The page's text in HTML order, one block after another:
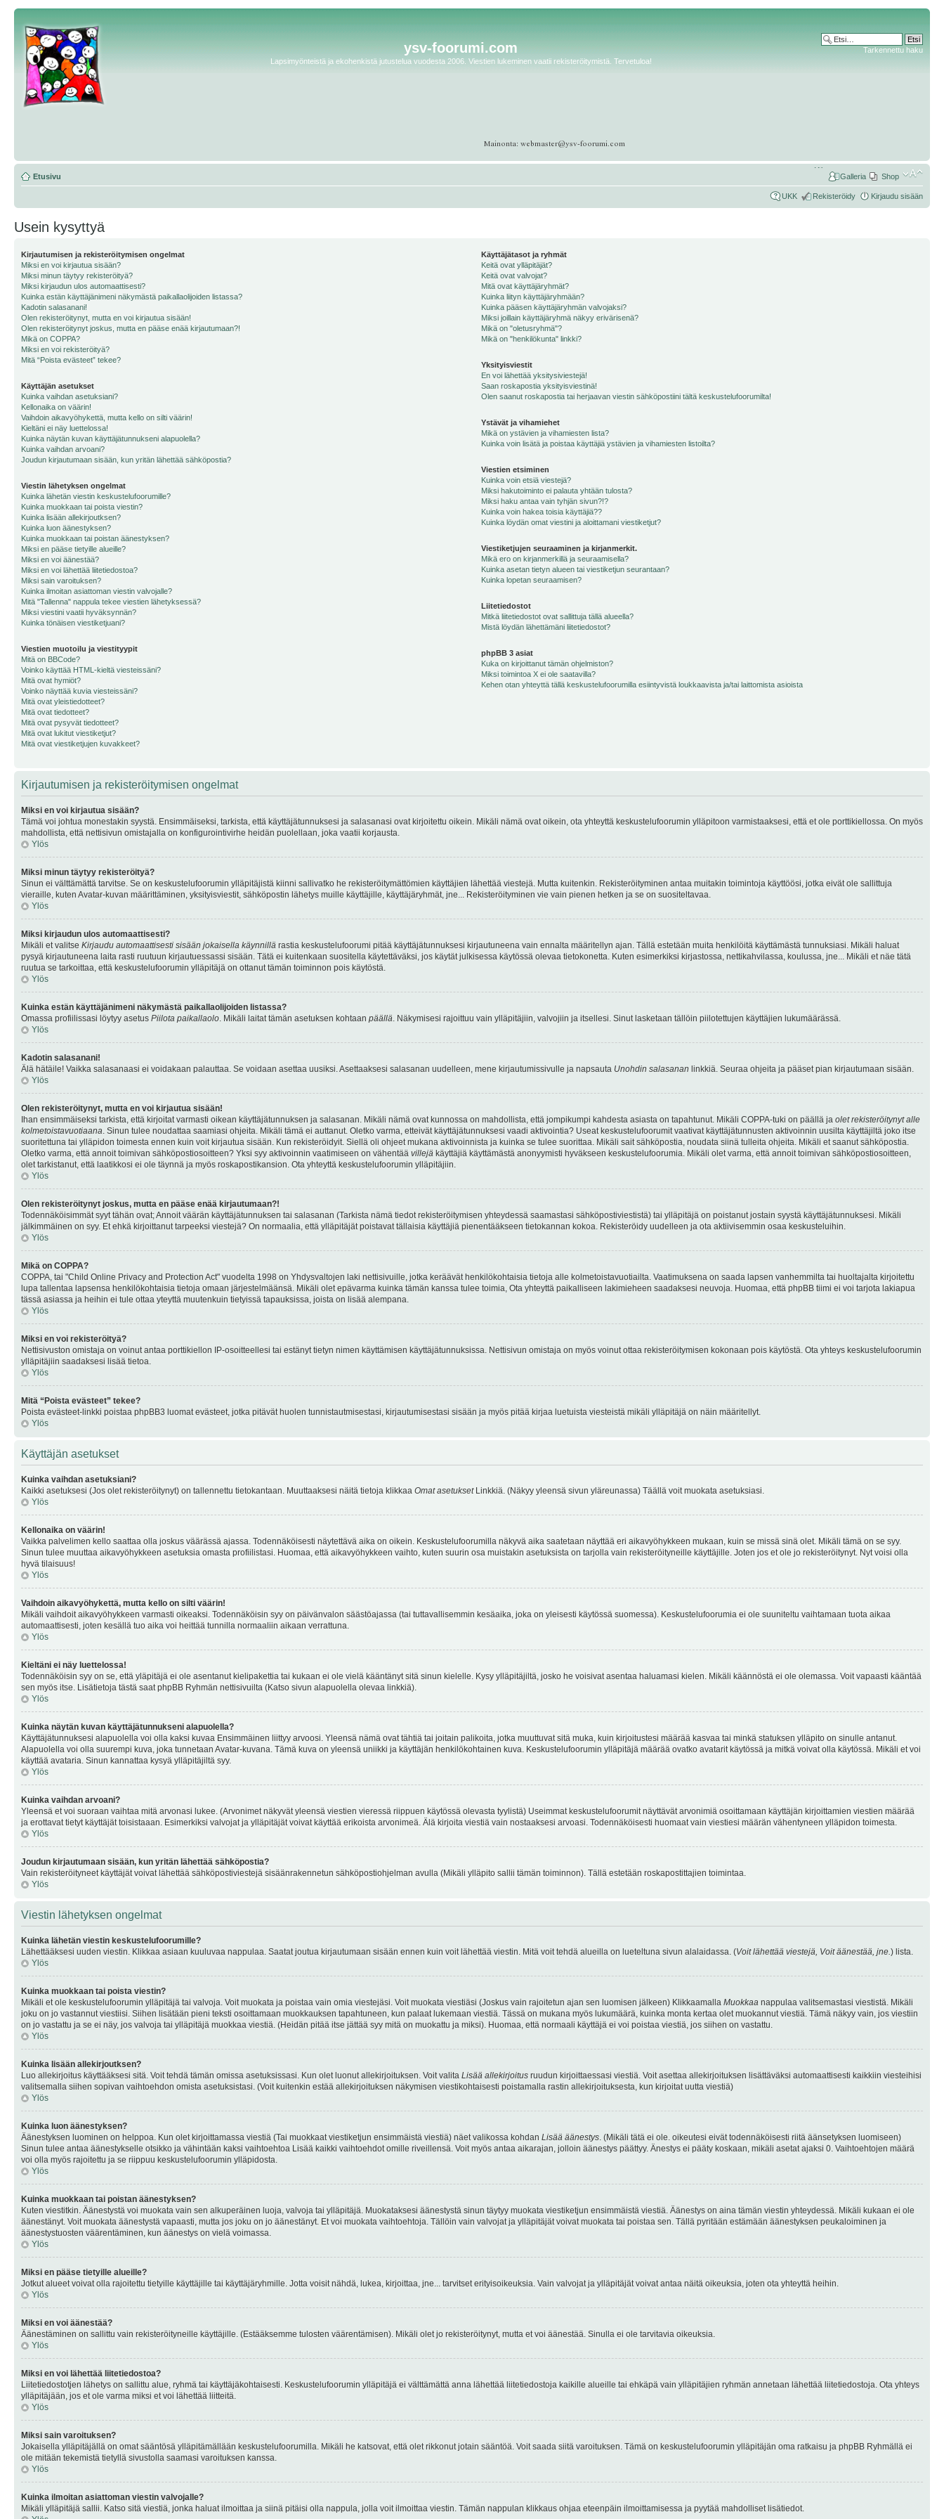
ysv-foorumi.com
Lapsimyönteistä ja ekohenkistä jutustelua vuodesta 2006. Viestien lukeminen vaatii rekisteröitymistä. Tervetuloa!
Tarkennettu haku
Etusivu Shop
Galleria
UKK Rekisteröidy Kirjaudu sisään
Usein kysyttyä
Kirjautumisen ja rekisteröitymisen ongelmat
Miksi en voi kirjautua sisään?
Miksi minun täytyy rekisteröityä?
Miksi kirjaudun ulos automaattisesti?
Kuinka estän käyttäjänimeni näkymästä paikallaolijoiden listassa?
Kadotin salasanani!
Olen rekisteröitynyt, mutta en voi kirjautua sisään!
Olen rekisteröitynyt joskus, mutta en pääse enää kirjautumaan?!
Mikä on COPPA?
Miksi en voi rekisteröityä?
Mitä “Poista evästeet” tekee?
Käyttäjän asetukset
Kuinka vaihdan asetuksiani?
Kellonaika on väärin!
Vaihdoin aikavyöhykettä, mutta kello on silti väärin!
Kieltäni ei näy luettelossa!
Kuinka näytän kuvan käyttäjätunnukseni alapuolella?
Kuinka vaihdan arvoani?
Joudun kirjautumaan sisään, kun yritän lähettää sähköpostia?
Viestin lähetyksen ongelmat
Kuinka lähetän viestin keskustelufoorumille?
Kuinka muokkaan tai poista viestin?
Kuinka lisään allekirjoutksen?
Kuinka luon äänestyksen?
Kuinka muokkaan tai poistan äänestyksen?
Miksi en pääse tietyille alueille?
Miksi en voi äänestää?
Miksi en voi lähettää liitetiedostoa?
Miksi sain varoituksen?
Kuinka ilmoitan asiattoman viestin valvojalle?
Mitä "Tallenna" nappula tekee viestien lähetyksessä?
Miksi viestini vaatii hyväksynnän?
Kuinka tönäisen viestiketjuani?
Viestien muotoilu ja viestityypit
Mitä on BBCode?
Voinko käyttää HTML-kieltä viesteissäni?
Mitä ovat hymiöt?
Voinko näyttää kuvia viesteissäni?
Mitä ovat yleistiedotteet?
Mitä ovat tiedotteet?
Mitä ovat pysyvät tiedotteet?
Mitä ovat lukitut viestiketjut?
Mitä ovat viestiketjujen kuvakkeet?
Käyttäjätasot ja ryhmät
Keitä ovat ylläpitäjät?
Keitä ovat valvojat?
Mitä ovat käyttäjäryhmät?
Kuinka liityn käyttäjäryhmään?
Kuinka pääsen käyttäjäryhmän valvojaksi?
Miksi joillain käyttäjäryhmä näkyy erivärisenä?
Mikä on "oletusryhmä"?
Mikä on "henkilökunta" linkki?
Yksityisviestit
En voi lähettää yksitysiviestejä!
Saan roskapostia yksityisviestinä!
Olen saanut roskapostia tai herjaavan viestin sähköpostiini tältä keskustelufoorumilta!
Ystävät ja vihamiehet
Mikä on ystävien ja vihamiesten lista?
Kuinka voin lisätä ja poistaa käyttäjiä ystävien ja vihamiesten listoilta?
Viestien etsiminen
Kuinka voin etsiä viestejä?
Miksi hakutoiminto ei palauta yhtään tulosta?
Miksi haku antaa vain tyhjän sivun?!?
Kuinka voin hakea toisia käyttäjiä??
Kuinka löydän omat viestini ja aloittamani viestiketjut?
Viestiketjujen seuraaminen ja kirjanmerkit.
Mikä ero on kirjanmerkillä ja seuraamisella?
Kuinka asetan tietyn alueen tai viestiketjun seurantaan?
Kuinka lopetan seuraamisen?
Liitetiedostot
Mitkä liitetiedostot ovat sallittuja tällä alueella?
Mistä löydän lähettämäni liitetiedostot?
phpBB 3 asiat
Kuka on kirjoittanut tämän ohjelmiston?
Miksi toimintoa X ei ole saatavilla?
Kehen otan yhteyttä tällä keskustelufoorumilla esiintyvistä loukkaavista ja/tai laittomista asioista
Kirjautumisen ja rekisteröitymisen ongelmat
Miksi en voi kirjautua sisään?
Tämä voi johtua monestakin syystä. Ensimmäiseksi, tarkista, että käyttäjätunnuksesi ja salasanasi ovat kirjoitettu oikein. Mikäli nämä ovat oikein, ota yhteyttä keskustelufoorumin ylläpitoon varmistaaksesi, että et ole porttikiellossa. On myös
mahdollista, että nettisivun omistajalla on konfigurointivirhe heidän puolellaan, joka vaatii korjausta.
Ylös
Miksi minun täytyy rekisteröityä?
Sinun ei välttämättä tarvitse. Se on keskustelufoorumin ylläpitäjistä kiinni sallivatko he rekisteröitymättömien käyttäjien lähettää viestejä. Mutta kuitenkin. Rekisteröityminen antaa muitakin toimintoja käyttöösi, jotka eivät ole sallittuja
vieraille, kuten Avatar-kuvan määrittäminen, yksityisviestit, sähköpostin lähetys muille käyttäjille, käyttäjäryhmät, jne... Rekisteröityminen vie vain pienen hetken ja se on suositeltavaa.
Ylös
Miksi kirjaudun ulos automaattisesti?
Mikäli et valitse Kirjaudu automaattisesti sisään jokaisella käynnillä rastia keskustelufoorumi pitää käyttäjätunnuksesi kirjautuneena vain ennalta määritellyn ajan. Tällä estetään muita henkilöitä käyttämästä tunnuksiasi. Mikäli haluat
pysyä kirjautuneena laita rasti ruutuun kirjautuessassi sisään. Tätä ei kuitenkaan suositella käytettäväksi, jos käytät julkisessa käytössä olevaa tietokonetta. Kuten esimerkiksi kirjastossa, nettikahvilassa, koulussa, jne... Mikäli et näe tätä
ruutua se tarkoittaa, että keskustelufoorumin ylläpitäjä on ottanut tämän toiminnon pois käytöstä.
Ylös
Kuinka estän käyttäjänimeni näkymästä paikallaolijoiden listassa?
Omassa profiilissasi löytyy asetus Piilota paikallaolo. Mikäli laitat tämän asetuksen kohtaan päällä. Näkymisesi rajoittuu vain ylläpitäjiin, valvojiin ja itsellesi. Sinut lasketaan tällöin piilotettujen käyttäjien lukumäärässä.
Ylös
Kadotin salasanani!
Älä hätäile! Vaikka salasanaasi ei voidakaan palauttaa. Se voidaan asettaa uusiksi. Asettaaksesi salasanan uudelleen, mene kirjautumissivulle ja napsauta Unohdin salasanan linkkiä. Seuraa ohjeita ja pääset pian kirjautumaan sisään.
Ylös
Olen rekisteröitynyt, mutta en voi kirjautua sisään!
Ihan ensimmäiseksi tarkista, että kirjoitat varmasti oikean käyttäjätunnuksen ja salasanan. Mikäli nämä ovat kunnossa on mahdollista, että jompikumpi kahdesta asiasta on tapahtunut. Mikäli COPPA-tuki on päällä ja olet rekisteröitynyt alle
kolmetoistavuotiaana. Sinun tulee noudattaa saamiasi ohjeita. Mikäli tämä ei auttanut. Oletko varma, etteivät käyttäjätunnuksesi vaadi aktivointia? Useat keskustelufoorumit vaativat käyttäjätunnusten aktivoinnin uusilta käyttäjiltä joko itse
suoritettuna tai ylläpidon toimesta ennen kuin voit kirjautua sisään. Kun rekisteröidyit. Siellä oli ohjeet mukana aktivoinnista ja kuinka se tulee suorittaa. Mikäli sait sähköpostia, noudata siinä tulleita ohjeita. Mikäli et saanut sähköpostia.
Oletko varma, että annoit toimivan sähköpostiosoitteen? Yksi syy aktivoinnin vaatimiseen on vähentää villejä käyttäjiä käyttämästä anonyymisti hyväkseen keskustelufoorumia. Mikäli olet varma, että annoit toimivan sähköpostiosoitteen,
olet tarkistanut, että laatikkosi ei ole täynnä ja myös roskapostikansion. Ota yhteyttä keskustelufoorumin ylläpitäjiin.
Ylös
Olen rekisteröitynyt joskus, mutta en pääse enää kirjautumaan?!
Todennäköisimmät syyt tähän ovat; Annoit väärän käyttäjätunnuksen tai salasanan (Tarkista nämä tiedot rekisteröitymisen yhteydessä saamastasi sähköpostiviestistä) tai ylläpitäjä on poistanut jostain syystä käyttäjätunnuksesi. Mikäli
jälkimmäinen on syy. Et ehkä kirjoittanut tarpeeksi viestejä? On normaalia, että ylläpitäjät poistavat tällaisia käyttäjiä pienentääkseen tietokannan kokoa. Rekisteröidy uudelleen ja ota aktiivisemmin osaa keskusteluihin.
Ylös
Mikä on COPPA?
COPPA, tai "Child Online Privacy and Protection Act" vuodelta 1998 on Yhdysvaltojen laki nettisivuille, jotka keräävät henkilökohtaisia tietoja alle kolmetoistavuotiailta. Vaatimuksena on saada lapsen vanhemmilta tai huoltajalta kirjoitettu
lupa tallentaa lapsensa henkilökohtaisia tietoja omaan järjestelmäänsä. Mikäli olet epävarma kuinka tämän kanssa tulee toimia, Ota yhteyttä paikalliseen lakimieheen saadaksesi neuvoja. Huomaa, että phpBB tiimi ei voi tarjota lakiapua
tässä asiassa ja heihin ei tule ottaa yteyttä muutenkuin tietyissä tapauksissa, joista on lisää alempana.
Ylös
Miksi en voi rekisteröityä?
Nettisivuston omistaja on voinut antaa porttikiellon IP-osoitteellesi tai estänyt tietyn nimen käyttämisen käyttäjätunnuksissa. Nettisivun omistaja on myös voinut ottaa rekisteröitymisen kokonaan pois käytöstä. Ota yhteys keskustelufoorumin
ylläpitäjiin saadaksesi lisää tietoa.
Ylös
Mitä “Poista evästeet” tekee?
Poista evästeet-linkki poistaa phpBB3 luomat evästeet, jotka pitävät huolen tunnistautmisestasi, kirjautumisestasi sisään ja myös pitää kirjaa luetuista viesteistä mikäli ylläpitäjä on näin määritellyt.
Ylös
Käyttäjän asetukset
Kuinka vaihdan asetuksiani?
Kaikki asetuksesi (Jos olet rekisteröitynyt) on tallennettu tietokantaan. Muuttaaksesi näitä tietoja klikkaa Omat asetuksetLinkkiä. (Näkyy yleensä sivun yläreunassa) Täällä voit muokata asetuksiasi.
Ylös
Kellonaika on väärin!
Vaikka palvelimen kello saattaa olla joskus väärässä ajassa. Todennäköisesti näytettävä aika on oikein. Keskustelufoorumilla näkyvä aika saatetaan näyttää eri aikavyöhykkeen mukaan, kuin se missä sinä olet. Mikäli tämä on se syy.
Sinun tulee muuttaa aikavyöhykkeen asetuksia omasta profiilistasi. Huomaa, että aikavyöhykkeen vaihto, kuten suurin osa muistakin asetuksista on tarjolla vain rekisteröityneille käyttäjille. Joten jos et ole jo rekisteröitynyt. Nyt voisi olla
hyvä tilaisuus!
Ylös
Vaihdoin aikavyöhykettä, mutta kello on silti väärin!
Mikäli vaihdoit aikavyöhykkeen varmasti oikeaksi. Todennäköisin syy on päivänvalon säästöajassa (tai tuttavallisemmin kesäaika, joka on yleisesti käytössä suomessa). Keskustelufoorumia ei ole suuniteltu vaihtamaan tuota aikaa
automaattisesti, joten kesällä tuo aika voi heittää tunnilla normaaliin aikaan verrattuna.
Ylös
Kieltäni ei näy luettelossa!
Todennäköisin syy on se, että yläpitäjä ei ole asentanut kielipakettia tai kukaan ei ole vielä kääntänyt sitä sinun kielelle. Kysy ylläpitäjiltä, josko he voisivat asentaa haluamasi kielen. Mikäli käännöstä ei ole olemassa. Voit vapaasti kääntää
sen myös itse. Lisätietoja tästä saat phpBB Ryhmän nettisivuilta (Katso sivun alapuolella olevaa linkkiä).
Ylös
Kuinka näytän kuvan käyttäjätunnukseni alapuolella?
Käyttäjätunnuksesi alapuolella voi olla kaksi kuvaa Ensimmäinen liittyy arvoosi. Yleensä nämä ovat tähtiä tai joitain palikoita, jotka muuttuvat sitä muka, kuin kirjoitustesi määrää kasvaa tai minkä statuksen ylläpito on sinulle antanut.
Alapuolella voi olla suurempi kuva, joka tunnetaan Avatar-kuvana. Tämä kuva on yleensä uniikki ja käyttäjän henkilökohtainen kuva. Keskustelufoorumin ylläpitäjä määrää ovatko avatarit käytössä ja mitkä voivat olla käytössä. Mikäli et voi
käyttää avataria. Sinun kannattaa kysyä ylläpitäjiltä syy.
Ylös
Kuinka vaihdan arvoani?
Yleensä et voi suoraan vaihtaa mitä arvonasi lukee. (Arvonimet näkyvät yleensä viestien vieressä riippuen käytössä olevasta tyylistä) Useimmat keskustelufoorumit näyttävät arvonimiä osoittamaan käyttäjän kirjoittamien viestien määrää
ja erottavat tietyt käyttäjät toisistaaan. Esimerkiksi valvojat ja ylläpitäjät voivat käyttää erikoista arvonimeä. Älä kirjoita viestiä vain nostaaksesi arvoasi. Todennäköisesti huomaat vain viestiesi määrän vähentyneen ylläpidon toimesta.
Ylös
Joudun kirjautumaan sisään, kun yritän lähettää sähköpostia?
Vain rekisteröityneet käyttäjät voivat lähettää sähköpostiviestejä sisäänrakennetun sähköpostiohjelman avulla (Mikäli ylläpito sallii tämän toiminnon). Tällä estetään roskapostittajien toimintaa.
Ylös
Viestin lähetyksen ongelmat
Kuinka lähetän viestin keskustelufoorumille?
Lähettääksesi uuden viestin. Klikkaa asiaan kuuluvaa nappulaa. Saatat joutua kirjautumaan sisään ennen kuin voit lähettää viestin. Mitä voit tehdä alueilla on lueteltuna sivun alalaidassa. (Voit lähettää viestejä, Voit äänestää, jne.) lista.
Ylös
Kuinka muokkaan tai poista viestin?
Mikäli et ole keskustelufoorumin ylläpitäjä tai valvoja. Voit muokata ja poistaa vain omia viestejäsi. Voit muokata viestiäsi (Joskus vain rajoitetun ajan sen luomisen jälkeen) Klikkaamalla Muokkaa nappulaa valitsemastasi viestistä. Mikäli
joku on jo vastannut viestiisi. Siihen lisätään pieni teksti osoittamaan muokkauksen tapahtuneen, kun palaat lukemaan viestiä. Tässä on mukana myös lukumäärä, kuinka monta kertaa olet muokannut viestiä. Tämä näkyy vain, jos viestiin
on jo vastattu ja se ei näy, jos valvoja tai ylläpitäjä muokkaa viestiä. (Heidän pitää itse jättää syy mitä on muokattu ja miksi). Huomaa, että normaali käyttäjä ei voi poistaa viestiä, jos siihen on vastattu.
Ylös
Kuinka lisään allekirjoutksen?
Luo allekirjoitus käyttääksesi sitä. Voit tehdä tämän omissa asetuksissasi. Kun olet luonut allekirjoituksen. Voit valita Lisää allekirjoitus ruudun kirjoittaessasi viestiä. Voit asettaa allekirjoituksen lisättäväksi automaattisesti kaikkiin viesteihisi
valitsemalla siihen sopivan vaihtoehdon omista asetuksistasi. (Voit kuitenkin estää allekirjoituksen näkymisen viestikohtaisesti poistamalla rastin allekirjoituksesta, kun kirjoitat uutta viestiä)
Ylös
Kuinka luon äänestyksen?
Äänestyksen luominen on helppoa. Kun olet kirjoittamassa viestiä (Tai muokkaat viestiketjun ensimmäistä viestiä) näet valikossa kohdan Lisää äänestys. (Mikäli tätä ei ole. oikeutesi eivät todennäköisesti riitä äänsetyksen luomiseen)
Sinun tulee antaa äänestykselle otsikko ja vähintään kaksi vaihtoehtoa Lisää kaikki vaihtoehdot omille riveillensä. Voit myös antaa aikarajan, jolloin äänestys päättyy. Änestys ei pääty koskaan, mikäli asetat ajaksi 0. Vaihtoehtojen määrä
voi olla myös rajoitettu ja se riippuu keskustelufoorumin ylläpidosta.
Ylös
Kuinka muokkaan tai poistan äänestyksen?
Kuten viestitkin. Äänestystä voi muokata vain sen alkuperäinen luoja, valvoja tai ylläpitäjä. Muokataksesi äänestystä sinun täytyy muokata viestiketjun ensimmäistä viestiä. Äänestys on aina tämän viestin yhteydessä. Mikäli kukaan ei ole
äänestänyt. Voit muokata äänestystä vapaasti, mutta jos joku on jo äänestänyt. Et voi muokata vaihtoehtoja. Tällöin vain valvojat ja ylläpitäjät voivat muokata tai poistaa sen. Tällä pyritään estämään äänestyksen peukaloiminen ja
äänestystuosten väärentäminen, kun äänestys on vielä voimassa.
Ylös
Miksi en pääse tietyille alueille?
Jotkut alueet voivat olla rajoitettu tietyille käyttäjille tai käyttäjäryhmille. Jotta voisit nähdä, lukea, kirjoittaa, jne... tarvitset erityisoikeuksia. Vain valvojat ja ylläpitäjät voivat antaa näitä oikeuksia, joten ota yhteyttä heihin.
Ylös
Miksi en voi äänestää?
Äänestäminen on sallittu vain rekisteröityneille käyttäjille. (Estääksemme tulosten väärentämisen). Mikäli olet jo rekisteröitynyt, mutta et voi äänestää. Sinulla ei ole tarvitavia oikeuksia.
Ylös
Miksi en voi lähettää liitetiedostoa?
Liitetiedostotjen lähetys on sallittu alue, ryhmä tai käyttäjäkohtaisesti. Keskustelufoorumin ylläpitäjä ei välttämättä anna lähettää liitetiedostoja kaikille alueille tai ehkäpä vain ylläpitäjien ryhmän annetaan lähettää liitetiedostoja. Ota yhteys
ylläpitäjään, jos et ole varma miksi et voi lähettää liitteitä.
Ylös
Miksi sain varoituksen?
Jokaisella ylläpitäjällä on omat sääntösä ylläpitämällään keskustelufoorumilla. Mikäli he katsovat, että olet rikkonut jotain sääntöä. Voit saada siitä varoituksen. Tämä on keskustelufoorumin ylläpitäjän oma ratkaisu ja phpBB Ryhmällä ei
ole mitään tekemistä tietyllä sivustolla saamasi varoituksen kanssa.
Ylös
Kuinka ilmoitan asiattoman viestin valvojalle?
Mikäli ylläpitäjä sallii. Katso sitä viestiä, jonka haluat ilmoittaa ja siinä pitäisi olla nappula, jolla voit ilmoittaa viestin. Tämän nappulan klikkaus ohjaa eteenpäin ilmoittamisessa ja pyytää mahdolliset lisätiedot.